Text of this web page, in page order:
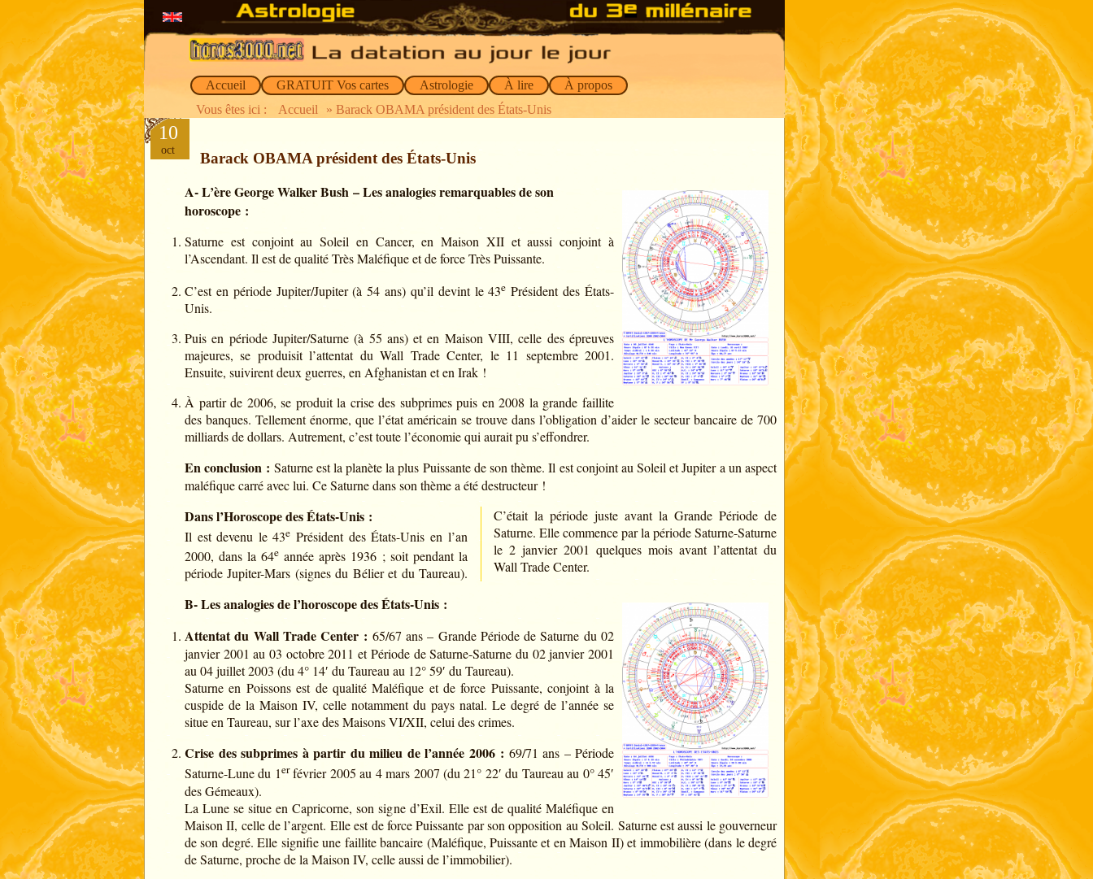
Accueil GRATUIT Vos cartes Astrologie À lire
À propos
Vous êtes ici :
Accueil » Barack OBAMA président des États-Unis
10
oct Barack OBAMA président des États-Unis
A- L’ère George Walker Bush – Les analogies remarquables de son
horoscope :
Saturne est conjoint au Soleil en Cancer, en Maison XII et aussi conjoint à
l’Ascendant. Il est de qualité Très Maléfique et de force Très Puissante.
C’est en période Jupiter/Jupiter (à 54 ans) qu’il devint le 43e Président des États-
Unis.
Puis en période Jupiter/Saturne (à 55 ans) et en Maison VIII, celle des épreuves
majeures, se produisit l’attentat du Wall Trade Center, le 11 septembre 2001.
Ensuite, suivirent deux guerres, en Afghanistan et en Irak !
À partir de 2006, se produit la crise des subprimes puis en 2008 la grande faillite
des banques. Tellement énorme, que l’état américain se trouve dans l’obligation d’aider le secteur bancaire de 700
milliards de dollars. Autrement, c’est toute l’économie qui aurait pu s’effondrer.
En conclusion : Saturne est la planète la plus Puissante de son thème. Il est conjoint au Soleil et Jupiter a un aspect
maléfique carré avec lui. Ce Saturne dans son thème a été destructeur !
Dans l’Horoscope des États-Unis :
Il est devenu le 43e Président des États-Unis en l’an
2000, dans la 64e année après 1936 ; soit pendant la
période Jupiter-Mars (signes du Bélier et du Taureau).
C’était la période juste avant la Grande Période de
Saturne. Elle commence par la période Saturne-Saturne
le 2 janvier 2001 quelques mois avant l’attentat du
Wall Trade Center.
B- Les analogies de l’horoscope des États-Unis :
Attentat du Wall Trade Center : 65/67 ans – Grande Période de Saturne du 02
janvier 2001 au 03 octobre 2011 et Période de Saturne-Saturne du 02 janvier 2001
au 04 juillet 2003 (du 4° 14′ du Taureau au 12° 59′ du Taureau).
Saturne en Poissons est de qualité Maléfique et de force Puissante, conjoint à la
cuspide de la Maison IV, celle notamment du pays natal. Le degré de l’année se
situe en Taureau, sur l’axe des Maisons VI/XII, celui des crimes.
Crise des subprimes à partir du milieu de l’année 2006 : 69/71 ans – Période
Saturne-Lune du 1erfévrier 2005 au 4 mars 2007 (du 21° 22′ du Taureau au 0° 45′
des Gémeaux).
La Lune se situe en Capricorne, son signe d’Exil. Elle est de qualité Maléfique en
Maison II, celle de l’argent. Elle est de force Puissante par son opposition au Soleil. Saturne est aussi le gouverneur
de son degré. Elle signifie une faillite bancaire (Maléfique, Puissante et en Maison II) et immobilière (dans le degré
de Saturne, proche de la Maison IV, celle aussi de l’immobilier).